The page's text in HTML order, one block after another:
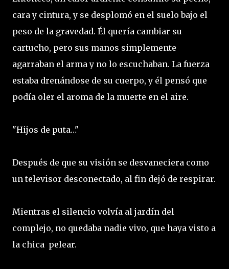
cara y cintura, y se desplomó en el suelo bajo el
peso de la gravedad. Él quería cambiar su
cartucho, pero sus manos simplemente
agarraban el arma y no lo escuchaban. La fuerza
estaba drenándose de su cuerpo, y él pensó que
podía oler el aroma de la muerte en el aire.
"Hijos de puta…"
Después de que su visión se desvaneciera como
un televisor desconectado, al fin dejó de respirar.
Mientras el silencio volvía al jardín del
complejo, no quedaba nadie vivo, que haya visto a
la chica pelear.